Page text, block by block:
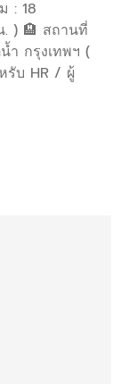
: 18
) 🏨 สถานที่
ำ กรุงเทพฯ (
รับ HR / ผู้